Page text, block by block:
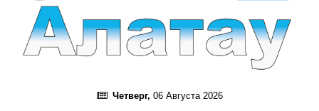
Четверг, 06 Августа 2026